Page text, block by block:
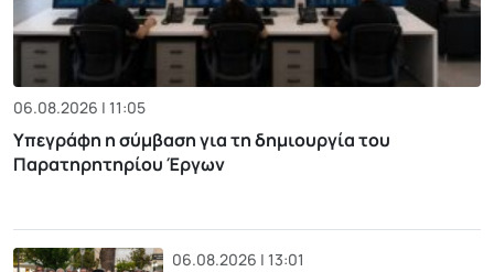
06.08.2026 | 11:05
Υπεγράφη η σύμβαση για τη δημιουργία του
Παρατηρητηρίου Έργων
06.08.2026 | 13:01